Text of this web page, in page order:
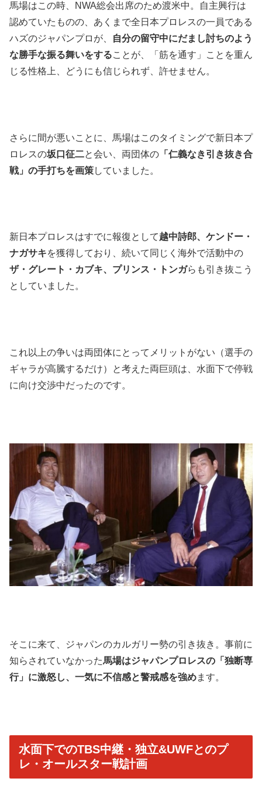
馬場はこの時、NWA総会出席のため渡米中。自主興行は
認めていたものの、あくまで全日本プロレスの一員である
ハズのジャパンプロが、
自分の留守中にだまし討ちのよう
な勝手な振る舞いをすることが、「筋を通す」ことを重ん
じる性格上、どうにも信じられず、許せません。
さらに間が悪いことに、馬場はこのタイミングで新日本プ
ロレスの坂口征二と会い、両団体の 「仁義なき引き抜き合
戦」の手打ちを画策していました。
新日本プロレスはすでに報復として越中詩郎、ケンドー・
ナガサキを獲得しており、続いて同じく海外で活動中の
ザ・グレート・カブキ、プリンス・トンガらも引き抜こう
としていました。
これ以上の争いは両団体にとってメリットがない（選手の
ギャラが高騰するだけ）と考えた両巨頭は、水面下で停戦
に向け交渉中だったのです。
そこに来て、ジャパンのカルガリー勢の引き抜き。事前に
知らされていなかった馬場はジャパンプロレスの「独断専
行」に激怒し、一気に不信感と警戒感を強めます。
水面下でのTBS中継・独立&UWFとのプ
レ・オールスター戦計画